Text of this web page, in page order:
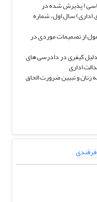
( پذیرش شده در
اداری) سال اول، شماره
از تصمیمات موردی در
کیفری در دادرسی های
اداری
زنان و تبیین ضرورت الحاق